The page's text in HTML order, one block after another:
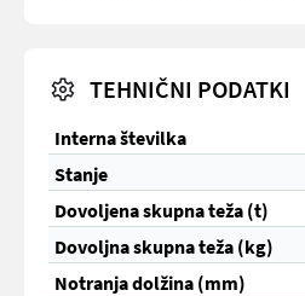
TEHNIČNI PODATKI
Interna številka
Stanje
Dovoljena skupna teža (t)
Dovoljna skupna teža (kg)
Notranja dolžina (mm)